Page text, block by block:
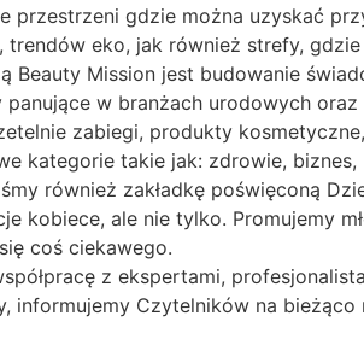
przestrzeni gdzie można uzyskać
eko, jak również strefy,
Beauty Mission jest budowanie
w branżach urodowych
zabiegi, produkty
kategorie takie jak: zdrowie,
również zakładkę poświęconą
kobiece, ale nie tylko. Promujemy
coś ciekawego.
z ekspertami,
informujemy Czytelników na